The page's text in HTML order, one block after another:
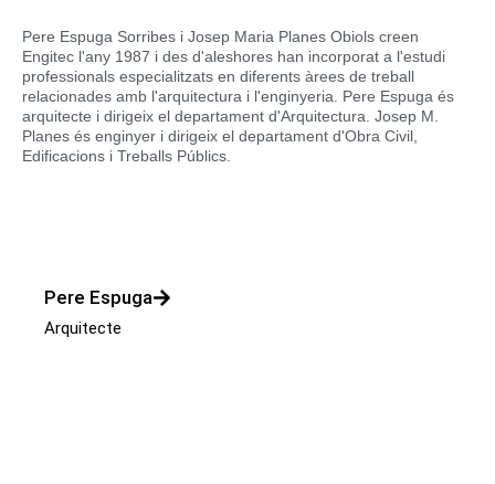
Pere Espuga Sorribes i Josep Maria Planes Obiols creen
Engitec l'any 1987 i des d'aleshores han incorporat a l'estudi
professionals especialitzats en diferents àrees de treball
relacionades amb l'arquitectura i l'enginyeria. Pere Espuga és
arquitecte i dirigeix el departament d'Arquitectura. Josep M.
Planes és enginyer i dirigeix el departament d'Obra Civil,
Edificacions i Treballs Públics.
Pere Espuga
Arquitecte